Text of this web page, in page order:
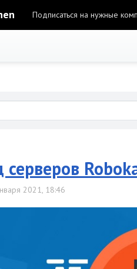
Подписаться на нужные
серверов
2021, 18:46